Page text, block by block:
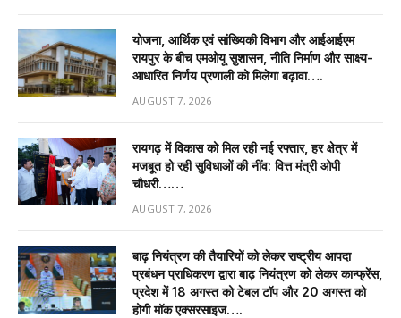
योजना, आर्थिक एवं सांख्यिकी विभाग और आईआईएम
रायपुर के बीच एमओयू सुशासन, नीति निर्माण और साक्ष्य-
आधारित निर्णय प्रणाली को मिलेगा बढ़ावा….
AUGUST 7, 2026
रायगढ़ में विकास को मिल रही नई रफ्तार, हर क्षेत्र में
मजबूत हो रही सुविधाओं की नींव: वित्त मंत्री ओपी
चौधरी……
AUGUST 7, 2026
बाढ़ नियंत्रण की तैयारियों को लेकर राष्ट्रीय आपदा
प्रबंधन प्राधिकरण द्वारा बाढ़ नियंत्रण को लेकर कान्फ्रेंस,
प्रदेश में 18 अगस्त को टेबल टॉप और 20 अगस्त को
होगी मॉक एक्सरसाइज….